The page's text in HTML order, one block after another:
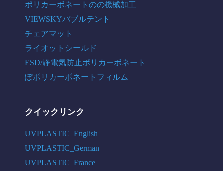
ポリカーボネートのの機械加工
VIEWSKYバブルテント
チェアマット
ライオットシールド
ESD/静電気防止ポリカーボネート
ぽポリカーボネートフィルム
クイックリンク
UVPLASTIC_English
UVPLASTIC_German
UVPLASTIC_France